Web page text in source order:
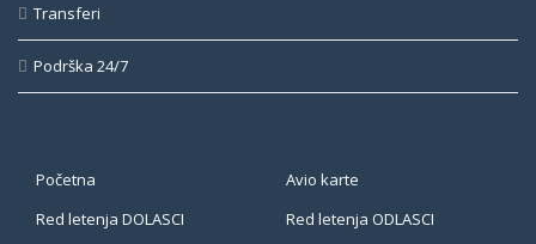
Transferi
Podrška 24/7
Početna
Avio karte
Red letenja DOLASCI
Red letenja ODLASCI